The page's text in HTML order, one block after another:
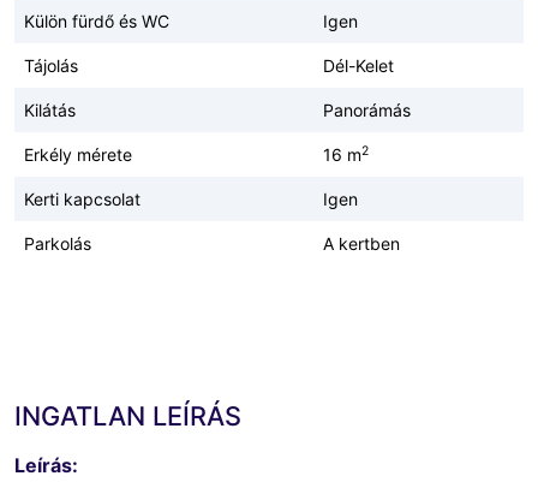
Külön fürdő és WC Igen
Tájolás Dél-Kelet
Kilátás Panorámás
Erkély mérete 16 m2
Kerti kapcsolat Igen
Parkolás A kertben
INGATLAN LEÍRÁS
Leírás: